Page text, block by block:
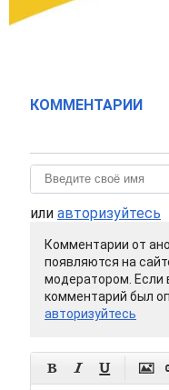
КОММЕНТАРИИ
или авторизуйтесь
Комментарии от
появляются на
модератором. Если
комментарий был
авторизуйтесь
   